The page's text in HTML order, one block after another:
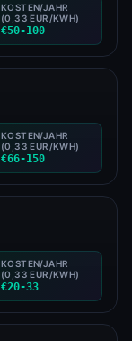
KOSTEN/JAHR
(0,33 EUR/KWH)
€50-100
KOSTEN/JAHR
(0,33 EUR/KWH)
€66-150
KOSTEN/JAHR
(0,33 EUR/KWH)
€20-33